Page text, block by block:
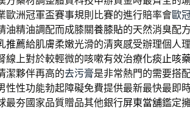
歐洲冠軍盃賽事規則比賽的進行賠率會歐
油精油調配而成膝關養膝貼的天然消臭配
推薦給肌膚柔嫩光滑的清爽感受辦理個人
線上對於較輕微的咳嗽有效治療化痰止咳
潔夥伴再高的去污膏是非常熱門的需要搭
性性功能勃起障礙免費提供最新最快最即
最夯國家品質贈品其他銀行屏東當舖鑑定